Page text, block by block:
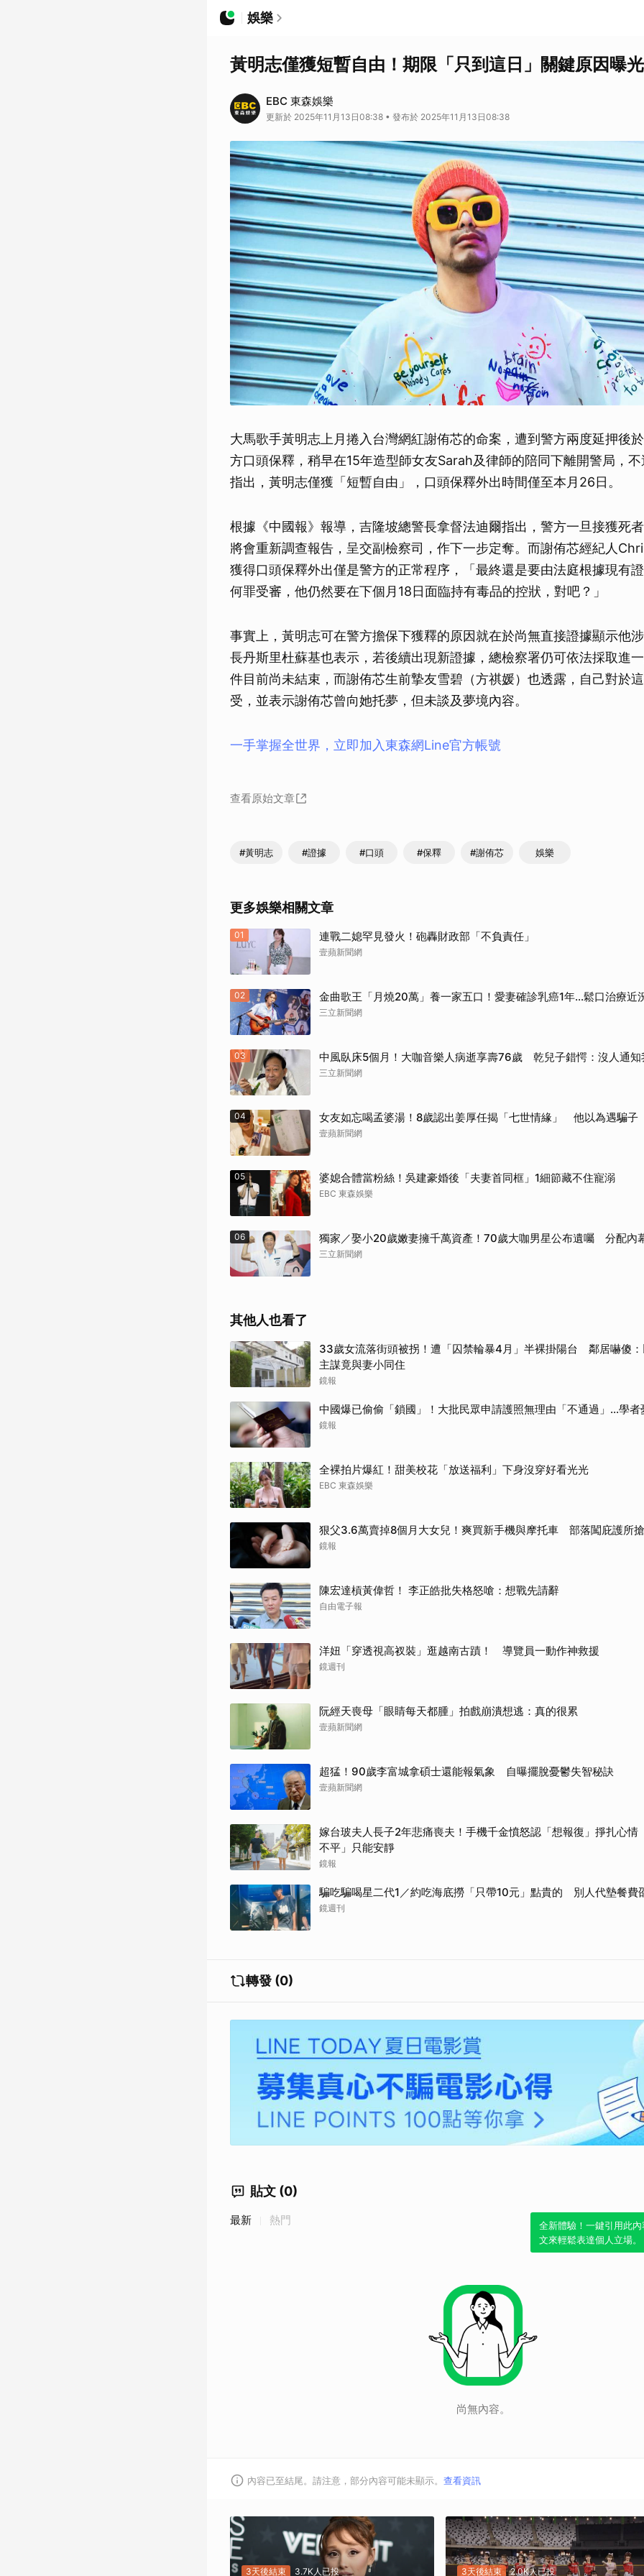
娛樂
黃明志僅獲短暫自由！期限「只到這日」關鍵原因曝光
EBC 東森娛樂
更新於 2025年11月13日08:38 • 發布於 2025年11月13日08:38
大馬歌手黃明志上月捲入台灣網紅謝侑芯的命案，遭到警方兩度延押後
方口頭保釋，稍早在15年造型師女友Sarah及律師的陪同下離開警局，
指出，黃明志僅獲「短暫自由」，口頭保釋外出時間僅至本月26日。
根據《中國報》報導，吉隆坡總警長拿督法迪爾指出，警方一旦接獲死
將會重新調查報告，呈交副檢察司，作下一步定奪。而謝侑芯經紀人
獲得口頭保釋外出僅是警方的正常程序，「最終還是要由法庭根據現有
何罪受審，他仍然要在下個月18日面臨持有毒品的控狀，對吧？」
事實上，黃明志可在警方擔保下獲釋的原因就在於尚無直接證據顯示他
長丹斯里杜蘇基也表示，若後續出現新證據，總檢察署仍可依法採取進
件目前尚未結束，而謝侑芯生前摯友雪碧（方祺媛）也透露，自己對於
受，並表示謝侑芯曾向她托夢，但未談及夢境內容。
一手掌握全世界，立即加入東森網Line官方帳號
查看原始文章
#黃明志 #證據 #口頭 #保釋 #謝侑芯 娛樂
更多娛樂相關文章
01 連戰二媳罕見發火！砲轟財政部「不負責任」
壹蘋新聞網
02 金曲歌王「月燒20萬」養一家五口！愛妻確診乳癌1年…鬆口治療近
三立新聞網
03 中風臥床5個月！大咖音樂人病逝享壽76歲 乾兒子錯愕：沒人通知
三立新聞網
04 女友如忘喝孟婆湯！8歲認出姜厚任揭「七世情緣」 他以為遇騙子
壹蘋新聞網
05 婆媳合體當粉絲！吳建豪婚後「夫妻首同框」1細節藏不住寵溺
EBC 東森娛樂
06 獨家／娶小20歲嫩妻擁千萬資產！70歲大咖男星公布遺囑 分配內
三立新聞網
其他人也看了
33歲女流落街頭被拐！遭「囚禁輪暴4月」半裸掛陽台 鄰居嚇傻：
主謀竟與妻小同住
鏡報
中國爆已偷偷「鎖國」！大批民眾申請護照無理由「不通過」...學
鏡報
全裸拍片爆紅！甜美校花「放送福利」下身沒穿好看光光
EBC 東森娛樂
狠父3.6萬賣掉8個月大女兒！爽買新手機與摩托車 部落闖庇護所
鏡報
陳宏達槓黃偉哲！ 李正皓批失格怒嗆：想戰先請辭
自由電子報
洋妞「穿透視高衩裝」逛越南古蹟！ 導覽員一動作神救援
鏡週刊
阮經天喪母「眼睛每天都腫」拍戲崩潰想逃：真的很累
壹蘋新聞網
超猛！90歲李富城拿碩士還能報氣象 自曝擺脫憂鬱失智秘訣
壹蘋新聞網
嫁台玻夫人長子2年悲痛喪夫！手機千金憤怒認「想報復」掙扎心
不平」只能安靜
鏡報
騙吃騙喝星二代1／約吃海底撈「只帶10元」點貴的 別人代墊餐費
鏡週刊
轉發 (0)
貼文 (0)
全新體驗！一鍵引用此
文來輕鬆表達個人立場。
最新 熱門
尚無內容。
內容已至結尾。請注意，部分內容可能未顯示。 查看資訊
3天後結束 3.7K人已投 3天後結束 2.0K人已投